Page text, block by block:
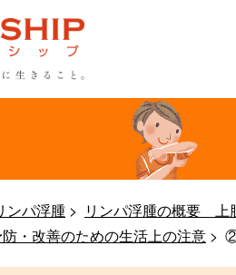
ンパ浮腫 リンパ浮腫の概要
・改善のための生活上の注意